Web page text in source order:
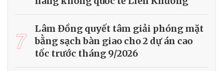
7
Lâm Đồng quyết tâm giải phóng mặt
bằng sạch bàn giao cho 2 dự án cao
tốc trước tháng 9/2026